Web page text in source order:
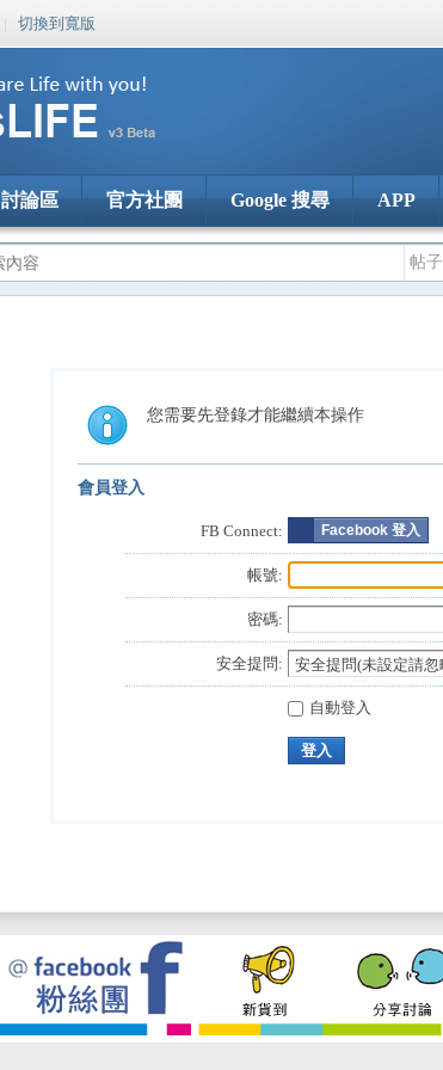
| 切換到寬版
討論區 官方社團 Google 搜尋 APP
帖子
您需要先登錄才能繼續本操作
會員登入
FB Connect: Facebook 登入
帳號:
密碼:
安全提問:
自動登入
登入